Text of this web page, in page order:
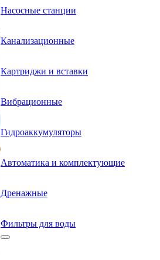
Насосные станции
Канализационные
Картриджи и вставки
Вибрационные
Гидроаккумуляторы
Автоматика и комплектующие
Дренажные
Фильтры для воды